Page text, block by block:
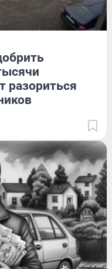
разориться